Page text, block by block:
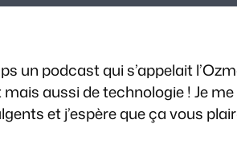
un podcast qui s’appelait
aussi de technologie ! Je
et j’espère que ça vous